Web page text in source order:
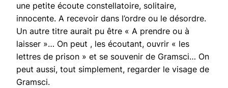
une petite écoute constellatoire, solitaire,
innocente. A recevoir dans l’ordre ou le désordre.
Un autre titre aurait pu être « A prendre ou à
laisser »… On peut , les écoutant, ouvrir « les
lettres de prison » et se souvenir de Gramsci… On
peut aussi, tout simplement, regarder le visage de
Gramsci.